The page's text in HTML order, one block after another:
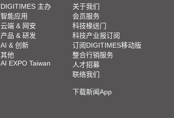
DIGITIMES 主办
智能应用
云端 & 网安
产品 & 研发
AI & 创新
其他
AI EXPO Taiwan
关于我们
会员服务
科技椽送门
科技产业报订阅
订阅DIGITIMES移动版
整合行销服务
人才招募
联络我们
下载新闻App